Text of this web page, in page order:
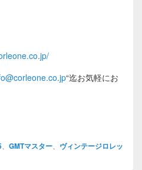
“迄お気軽にお
GMTマスター
ヴィンテージロレッ